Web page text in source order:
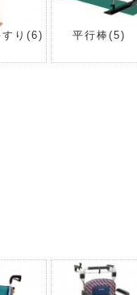
り (6) 平行棒(5)